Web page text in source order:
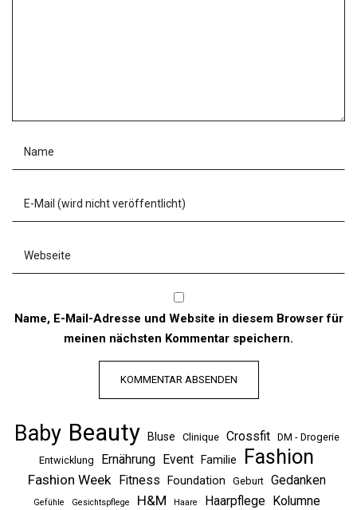
Name, E-Mail-Adresse und Website in diesem Browser für
meinen nächsten Kommentar speichern.
Baby Beauty Bluse Clinique Crossfit
DM - Drogerie
Entwicklung
Ernährung Event Familie Fashion
Fashion Week Fitness Foundation Geburt Gedanken
Gefühle Gesichtspflege H&M Haare Haarpflege Kolumne